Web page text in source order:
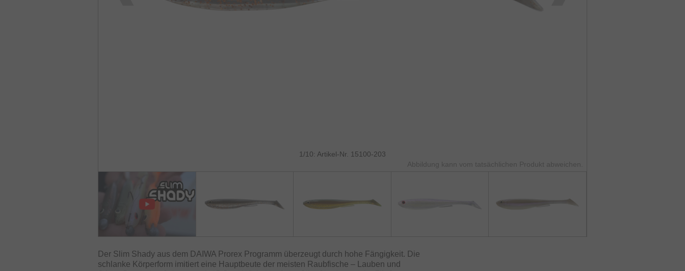
1/10: Artikel-Nr. 15100-203
Abbildung kann vom tatsächlichen Produkt abweichen.
Der Slim Shady aus dem DAIWA Prorex Programm überzeugt durch hohe Fängigkeit. Die
schlanke Körperform imitiert eine Hauptbeute der meisten Raubfische – Lauben und